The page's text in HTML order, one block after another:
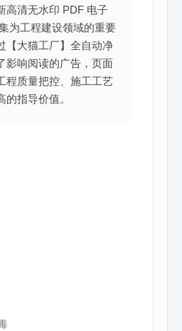
高清无水印 PDF 电子
为工程建设领域的重要
【大猫工厂】全自动净
影响阅读的广告，页面
程质量把控、施工工艺
指导价值。